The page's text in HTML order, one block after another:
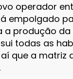
operador
empolgado
a produção da
todas as
aí que a matriz